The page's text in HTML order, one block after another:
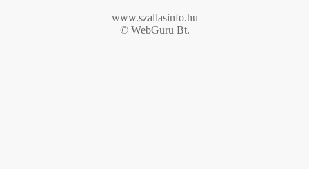
www.szallasinfo.hu
© WebGuru Bt.